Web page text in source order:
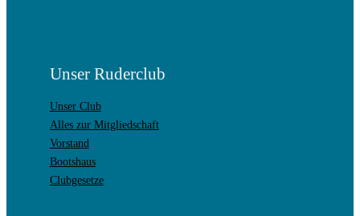
Unser Ruderclub
Unser Club
Alles zur Mitgliedschaft
Vorstand
Bootshaus
Clubgesetze